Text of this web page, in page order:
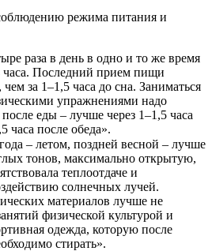
режима питания и
раза в день в одно и то же время
часа. Последний прием пищи
чем за 1–1,5 часа до сна. Заниматься
упражнениями надо
еды – лучше через 1–1,5 часа
часа после обеда».
– летом, поздней весной – лучше
тонов, максимально открытую,
теплоотдаче и
солнечных лучей.
материалов лучше не
физической культурой и
одежда, которую после
стирать».